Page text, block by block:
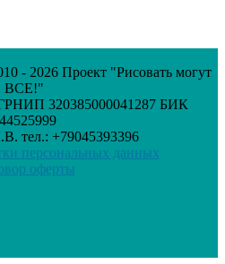
- 2026 Проект "Рисовать могут
ВСЕ!"
320385000041287 БИК
тел.: +79045393396
персональных данных
оферты